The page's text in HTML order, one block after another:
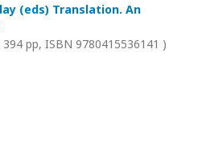
(eds) Translation. An
pp, ISBN 9780415536141 )